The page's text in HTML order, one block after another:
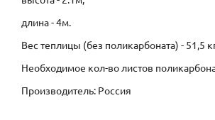
длина - 4м.
Вес теплицы (без поликарбоната) - 51,5
Необходимое кол-во листов
Производитель: Россия